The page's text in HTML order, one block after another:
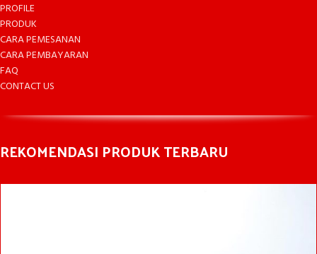
PROFILE
PRODUK
CARA PEMESANAN
CARA PEMBAYARAN
FAQ
CONTACT US
REKOMENDASI PRODUK TERBARU